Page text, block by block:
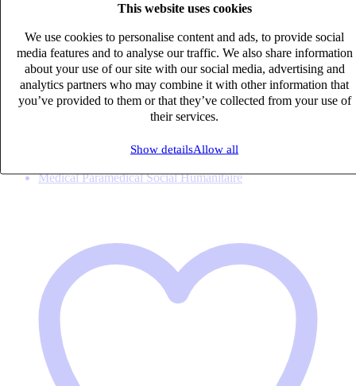
This website uses cookies
We use cookies to personalise content and ads, to provide social
media features and to analyse our traffic. We also share information
about your use of our site with our social media, advertising and
analytics partners who may combine it with other information that
you’ve provided to them or that they’ve collected from your use of
their services.
Show detailsAllow all
IDEC (H/F)
CDI
40k – 50k €
Published on 08/08/2026
Médical Paramédical Social Humanitaire